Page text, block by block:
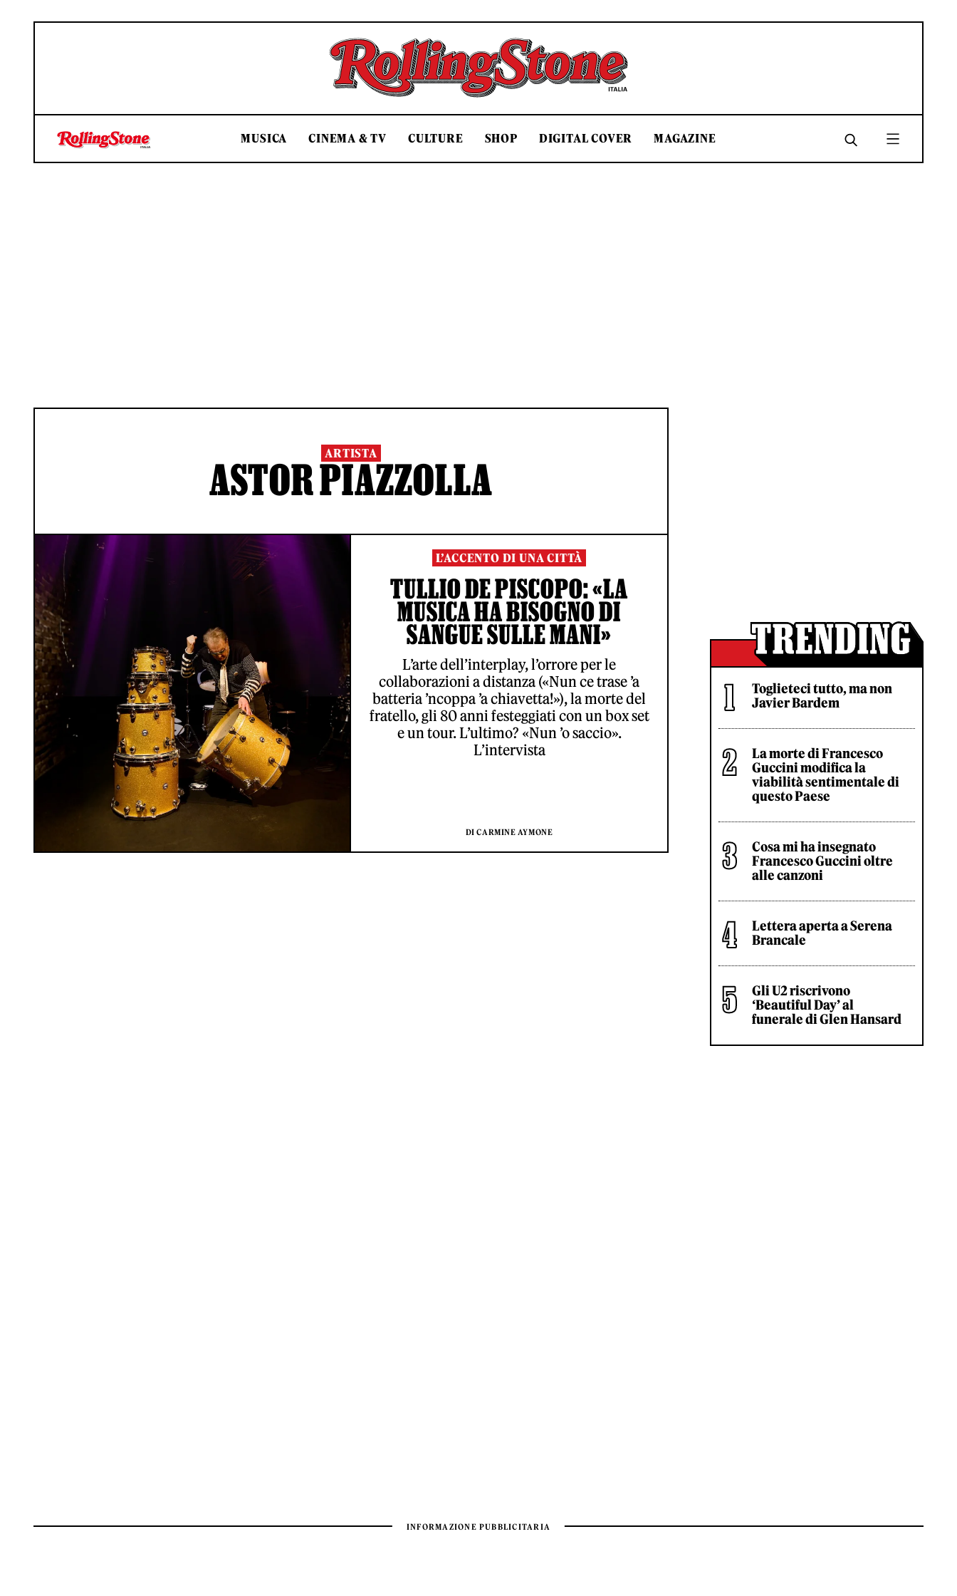
Rolling Stone Italia
MUSICA CINEMA & TV CULTURE SHOP DIGITAL COVER MAGAZINE
ARTISTA
ASTOR PIAZZOLLA
L’ACCENTO DI UNA CITTÀ
TULLIO DE PISCOPO: «LA
MUSICA HA BISOGNO DI
SANGUE SULLE MANI»
L’arte dell’interplay, l’orrore per le
collaborazioni a distanza («Nun ce trase ’a
batteria ’ncoppa ’a chiavetta!»), la morte del
fratello, gli 80 anni festeggiati con un box set
e un tour. L’ultimo? «Nun ’o saccio».
L’intervista
DI CARMINE AYMONE
Toglieteci tutto, ma non
Javier Bardem
La morte di Francesco
Guccini modifica la
viabilità sentimentale di
questo Paese
Cosa mi ha insegnato
Francesco Guccini oltre
alle canzoni
Lettera aperta a Serena
Brancale
Gli U2 riscrivono
‘Beautiful Day’ al
funerale di Glen Hansard